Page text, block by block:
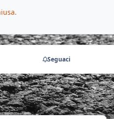
Seguaci